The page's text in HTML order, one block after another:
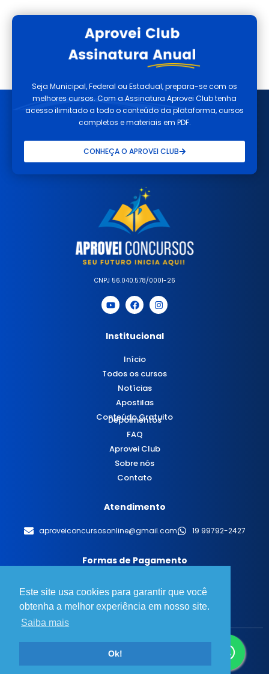
Este site usa cookies para garantir que você
obtenha a melhor experiência em nosso site.
Saiba mais
Ok!
Seja Municipal, Federal ou Estadual, prepara-se com os
melhores cursos. Com a Assinatura Aprovei Club tenha
acesso ilimitado a todo o conteúdo da plataforma, cursos
completos e materiais em PDF.
CONHEÇA O APROVEI CLUB
CNPJ 56.040.578/0001-26
Institucional
Início
Todos os cursos
Notícias
Apostilas
Conteúdo Gratuito
Depoimentos
FAQ
Aprovei Club
Sobre nós
Contato
Atendimento
aproveiconcursosonline@gmail.com 19 99792-2427
Formas de Pagamento
© 2025 Aprovei Concursos - Todos os direitos reservados.
Desenvolvido porBT Design